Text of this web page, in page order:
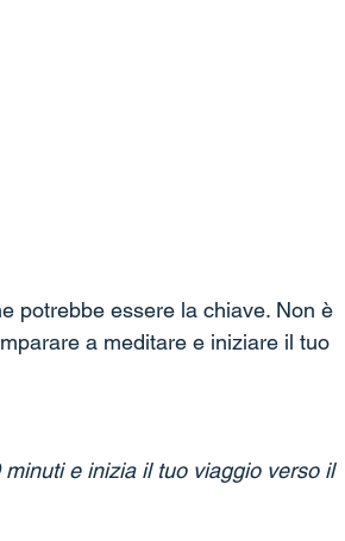
potrebbe essere la chiave. Non è
a meditare e iniziare il tuo
e inizia il tuo viaggio verso il